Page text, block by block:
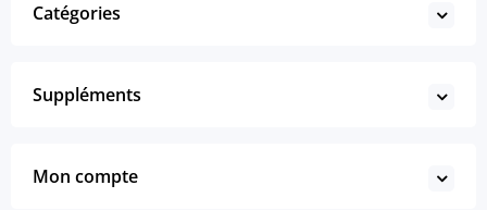
Catégories
Suppléments
Mon compte